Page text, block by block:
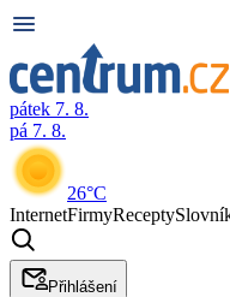
pátek 7. 8.
pá 7. 8.
26°C
InternetFirmyRecepty
Přihlášení